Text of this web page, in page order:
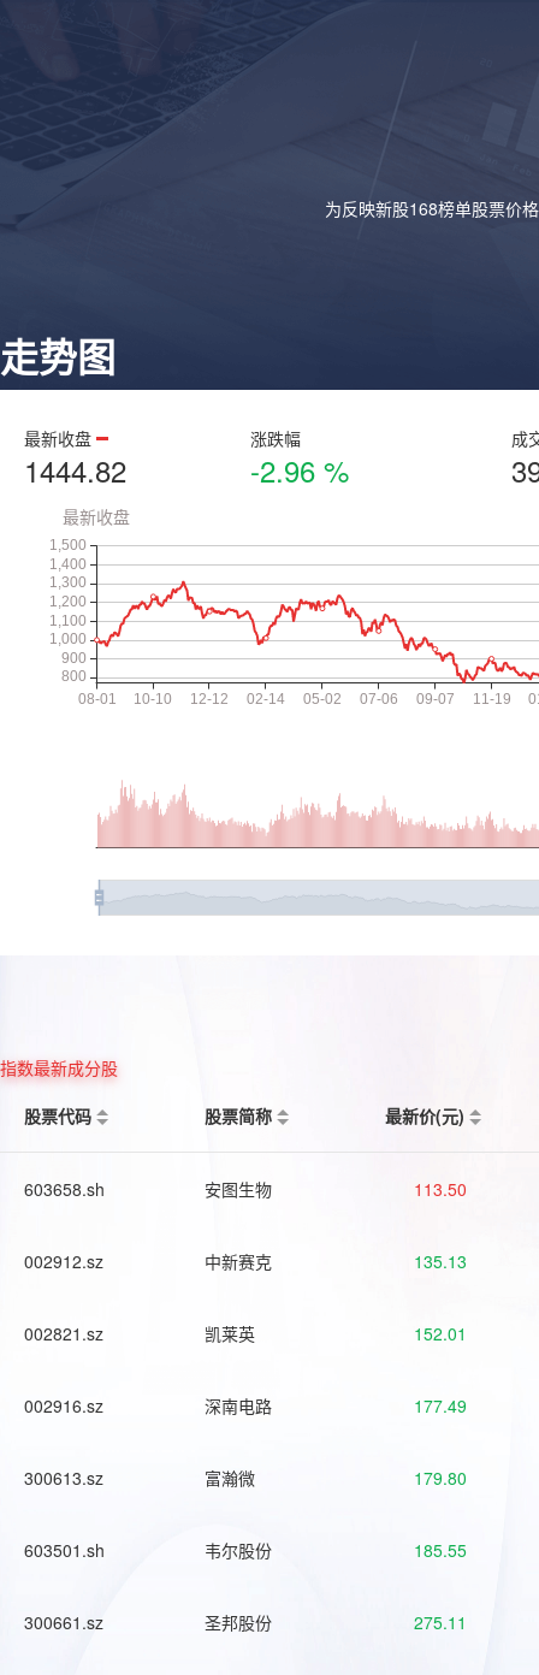
为反映新股168榜单股票价
走势图
最新收盘
1444.82
涨跌幅
-2.96 %
成
指数最新成分股
股票代码
股票简称 最新价(元)
603658.sh 安图生物 113.50
002912.sz 中新赛克 135.13
002821.sz 凯莱英 152.01
002916.sz 深南电路 177.49
300613.sz 富瀚微 179.80
603501.sh 韦尔股份 185.55
300661.sz 圣邦股份 275.11